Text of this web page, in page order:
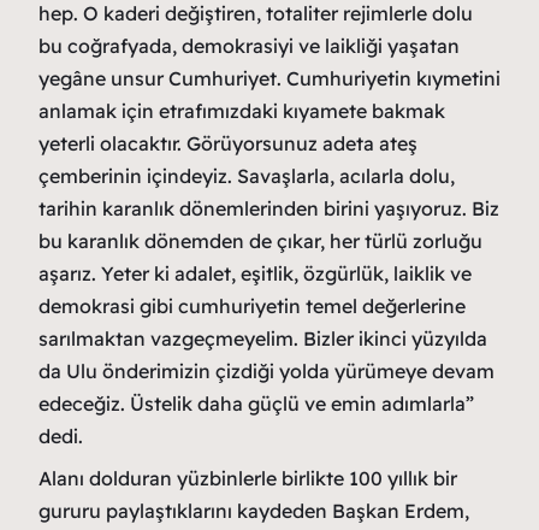
hep. O kaderi değiştiren, totaliter rejimlerle dolu
bu coğrafyada, demokrasiyi ve laikliği yaşatan
yegâne unsur Cumhuriyet. Cumhuriyetin kıymetini
anlamak için etrafımızdaki kıyamete bakmak
yeterli olacaktır. Görüyorsunuz adeta ateş
çemberinin içindeyiz. Savaşlarla, acılarla dolu,
tarihin karanlık dönemlerinden birini yaşıyoruz. Biz
bu karanlık dönemden de çıkar, her türlü zorluğu
aşarız. Yeter ki adalet, eşitlik, özgürlük, laiklik ve
demokrasi gibi cumhuriyetin temel değerlerine
sarılmaktan vazgeçmeyelim. Bizler ikinci yüzyılda
da Ulu önderimizin çizdiği yolda yürümeye devam
edeceğiz. Üstelik daha güçlü ve emin adımlarla”
dedi.
Alanı dolduran yüzbinlerle birlikte 100 yıllık bir
gururu paylaştıklarını kaydeden Başkan Erdem,